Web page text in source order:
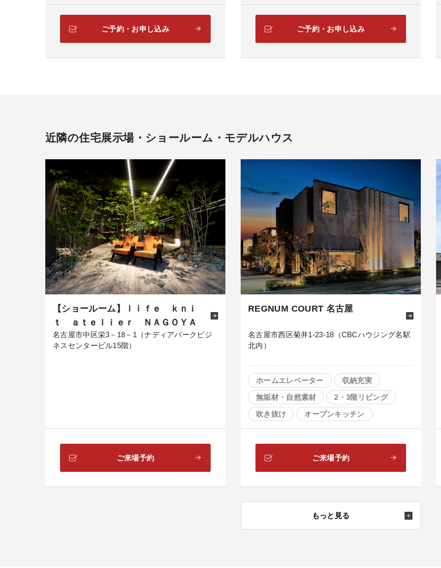
ご予約・お申し込み ご予約・お申し込み
近隣の住宅展示場・ショールーム・モデルハウス
【ショールーム】ｌｉｆｅ ｋｎｉ
ｔ ａｔｅｌｉｅｒ ＮＡＧＯＹＡ
名古屋市中区栄3－18－1（ナディアパークビジ
ネスセンタービル15階）
ご来場予約
REGNUM COURT 名古屋
名古屋市西区菊井1-23-18（CBCハウジング名駅
北内）
ホームエレベーター
収納充実
無垢材・自然素材
2・3階リビング
吹き抜け
オープンキッチン
ガレージ
ホームシアター・音楽室
大空間リビング
在宅コーナー
ご来場予約
もっと見る